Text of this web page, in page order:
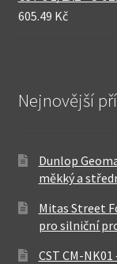
605.49 Kč
Nejnovější
Dunlop
měkký a
Mitas Street
pro silniční
CST CM-